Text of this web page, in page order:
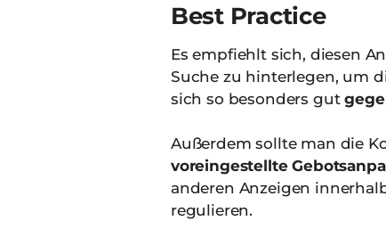
Best Practice
Es empfiehlt sich, diesen
Suche zu hinterlegen, um
sich so besonders gut
Außerdem sollte man die
voreingestellte
anderen Anzeigen
regulieren.